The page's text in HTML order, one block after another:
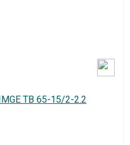
TB 65-15/2-2.2